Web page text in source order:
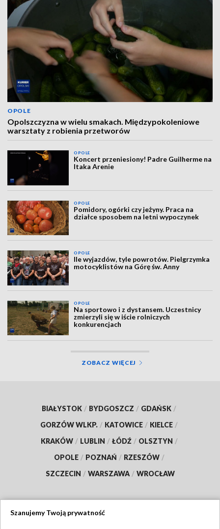
OPOLE
Opolszczyzna w wielu smakach. Międzypokoleniowe
warsztaty z robienia przetworów
OPOLE
Koncert przeniesiony! Padre Guilherme na
Itaka Arenie
OPOLE
Pomidory, ogórki czy jeżyny. Praca na
działce sposobem na letni wypoczynek
OPOLE
Ile wyjazdów, tyle powrotów. Pielgrzymka
motocyklistów na Górę św. Anny
OPOLE
Na sportowo i z dystansem. Uczestnicy
zmierzyli się w iście rolniczych
konkurencjach
ZOBACZ WIĘCEJ
BIAŁYSTOK / BYDGOSZCZ / GDAŃSK /
GORZÓW WLKP. / KATOWICE / KIELCE /
KRAKÓW / LUBLIN / ŁÓDŹ / OLSZTYN /
OPOLE / POZNAŃ / RZESZÓW /
SZCZECIN / WARSZAWA / WROCŁAW
Szanujemy Twoją prywatność